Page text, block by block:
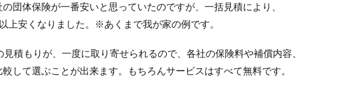
団体保険が一番安いと思っていたのですが、一括見積により、
上安くなりました。※あくまで我が家の例です。
積もりが、一度に取り寄せられるので、各社の保険料や補償内容、
して選ぶことが出来ます。もちろんサービスはすべて無料です。